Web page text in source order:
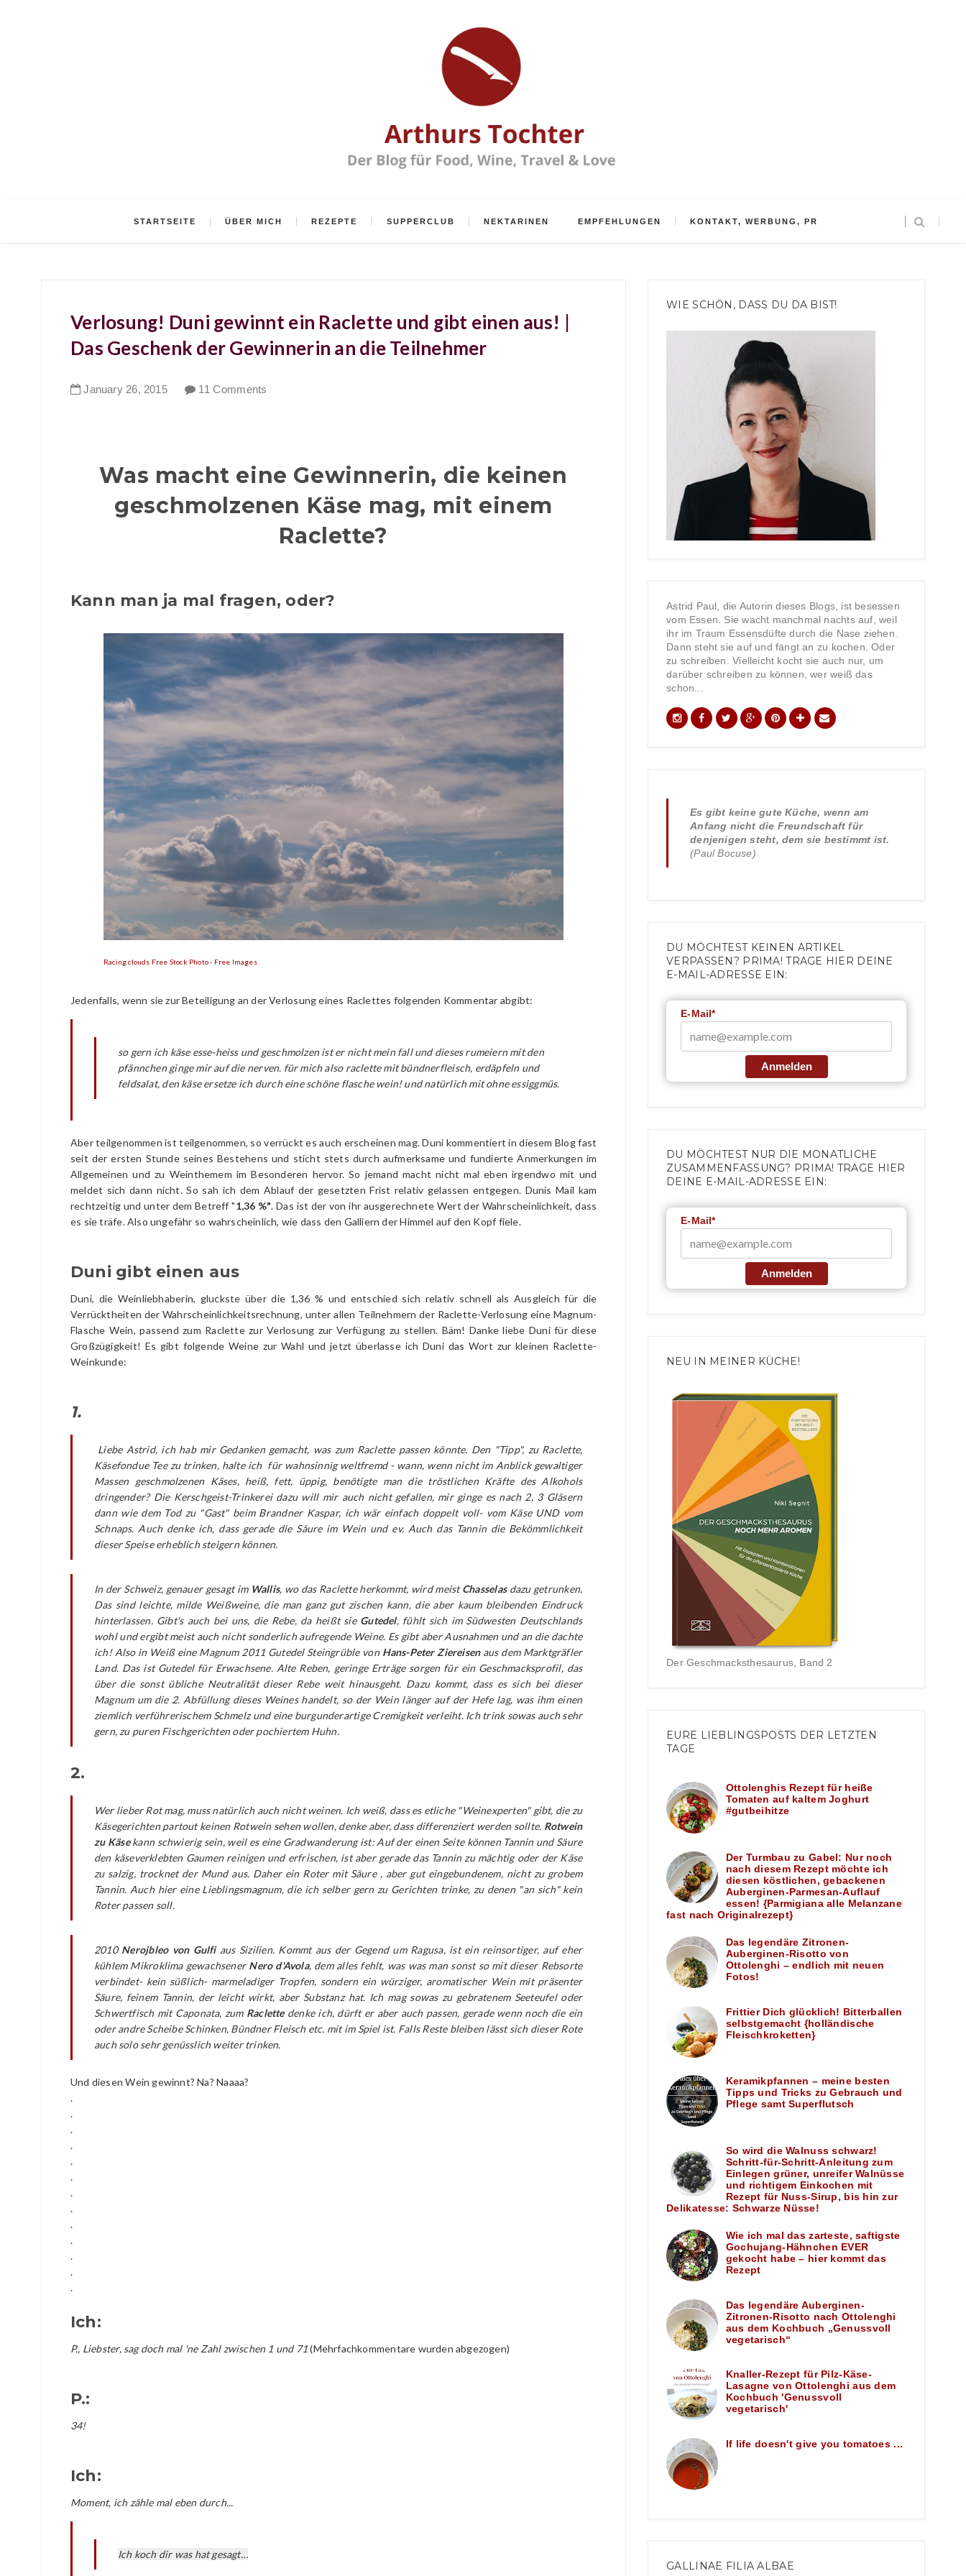
STARTSEITE ÜBER MICH REZEPTE SUPPERCLUB NEKTARINEN EMPFEHLUNGEN KONTAKT, WERBUNG, PR
Verlosung! Duni gewinnt ein Raclette und gibt einen aus! |
Das Geschenk der Gewinnerin an die Teilnehmer
January 26, 2015 11 Comments
Was macht eine Gewinnerin, die keinen
geschmolzenen Käse mag, mit einem
Raclette?
Kann man ja mal fragen, oder?
Racing clouds Free Stock Photo - Free Images
Jedenfalls, wenn sie zur Beteiligung an der Verlosung eines Raclettes folgenden Kommentar abgibt:
so gern ich käse esse-heiss und geschmolzen ist er nicht mein fall und dieses rumeiern mit den
pfännchen ginge mir auf die nerven. für mich also raclette mit bündnerfleisch, erdäpfeln und
feldsalat, den käse ersetze ich durch eine schöne flasche wein! und natürlich mit ohne essiggmüs.
Aber teilgenommen ist teilgenommen, so verrückt es auch erscheinen mag. Duni kommentiert in diesem Blog fast
seit der ersten Stunde seines Bestehens und sticht stets durch aufmerksame und fundierte Anmerkungen im
Allgemeinen und zu Weinthemem im Besonderen hervor. So jemand macht nicht mal eben irgendwo mit und
meldet sich dann nicht. So sah ich dem Ablauf der gesetzten Frist relativ gelassen entgegen. Dunis Mail kam
rechtzeitig und unter dem Betreff "1,36 %". Das ist der von ihr ausgerechnete Wert der Wahrscheinlichkeit, dass
es sie träfe. Also ungefähr so wahrscheinlich, wie dass den Galliern der Himmel auf den Kopf fiele.
Duni gibt einen aus
Duni, die Weinliebhaberin, gluckste über die 1,36 % und entschied sich relativ schnell als Ausgleich für die
Verrücktheiten der Wahrscheinlichkeitsrechnung, unter allen Teilnehmern der Raclette-Verlosung eine Magnum-
Flasche Wein, passend zum Raclette zur Verlosung zur Verfügung zu stellen. Bäm! Danke liebe Duni für diese
Großzügigkeit! Es gibt folgende Weine zur Wahl und jetzt überlasse ich Duni das Wort zur kleinen Raclette-
Weinkunde:
1.
Liebe Astrid, ich hab mir Gedanken gemacht, was zum Raclette passen könnte. Den "Tipp", zu Raclette,
Käsefondue Tee zu trinken, halte ich für wahnsinnig weltfremd - wann, wenn nicht im Anblick gewaltiger
Massen geschmolzenen Käses, heiß, fett, üppig, benötigte man die tröstlichen Kräfte des Alkohols
dringender? Die Kerschgeist-Trinkerei dazu will mir auch nicht gefallen, mir ginge es nach 2, 3 Gläsern
dann wie dem Tod zu "Gast" beim Brandner Kaspar, ich wär einfach doppelt voll- vom Käse UND vom
Schnaps. Auch denke ich, dass gerade die Säure im Wein und ev. Auch das Tannin die Bekömmlichkeit
dieser Speise erheblich steigern können.
In der Schweiz, genauer gesagt im Wallis, wo das Raclette herkommt, wird meistChasselasdazu getrunken.
Das sind leichte, milde Weißweine, die man ganz gut zischen kann, die aber kaum bleibenden Eindruck
hinterlassen. Gibt's auch bei uns, die Rebe, da heißt sie Gutedel, fühlt sich im Südwesten Deutschlands
wohl und ergibt meist auch nicht sonderlich aufregende Weine. Es gibt aber Ausnahmen und an die dachte
ich! Also in Weiß eine Magnum 2011 Gutedel Steingrüble von Hans-Peter Ziereisenaus dem Marktgräfler
Land. Das ist Gutedel für Erwachsene. Alte Reben, geringe Erträge sorgen für ein Geschmacksprofil, das
über die sonst übliche Neutralität dieser Rebe weit hinausgeht. Dazu kommt, dass es sich bei dieser
Magnum um die 2. Abfüllung dieses Weines handelt, so der Wein länger auf der Hefe lag, was ihm einen
ziemlich verführerischem Schmelz und eine burgunderartige Cremigkeit verleiht. Ich trink sowas auch sehr
gern, zu puren Fischgerichten oder pochiertem Huhn.
2.
Wer lieber Rot mag, muss natürlich auch nicht weinen. Ich weiß, dass es etliche "Weinexperten" gibt, die zu
Käsegerichten partout keinen Rotwein sehen wollen, denke aber, dass differenziert werden sollte. Rotwein
zu Käsekann schwierig sein, weil es eine Gradwanderung ist: Auf der einen Seite können Tannin und Säure
den käseverklebten Gaumen reinigen und erfrischen, ist aber gerade das Tannin zu mächtig oder der Käse
zu salzig, trocknet der Mund aus. Daher ein Roter mit Säure , aber gut eingebundenem, nicht zu grobem
Tannin. Auch hier eine Lieblingsmagnum, die ich selber gern zu Gerichten trinke, zu denen "an sich" kein
Roter passen soll.
2010 Nerojbleo von Gulfi aus Sizilien. Kommt aus der Gegend um Ragusa, ist ein reinsortiger, auf eher
kühlem Mikroklima gewachsener Nero d'Avola, dem alles fehlt, was was man sonst so mit dieser Rebsorte
verbindet- kein süßlich- marmeladiger Tropfen, sondern ein würziger, aromatischer Wein mit präsenter
Säure, feinem Tannin, der leicht wirkt, aber Substanz hat. Ich mag sowas zu gebratenem Seeteufel oder
Schwertfisch mit Caponata, zum Raclettedenke ich, dürft er aber auch passen, gerade wenn noch die ein
oder andre Scheibe Schinken, Bündner Fleisch etc. mit im Spiel ist. Falls Reste bleiben lässt sich dieser Rote
auch solo sehr genüsslich weiter trinken.
Und diesen Wein gewinnt? Na? Naaaa?
.
.
.
.
.
.
.
.
.
.
.
.
.
Ich:
P., Liebster, sag doch mal 'ne Zahl zwischen 1 und 71(Mehrfachkommentare wurden abgezogen)
P.:
34!
Ich:
Moment, ich zähle mal eben durch...
Ich koch dir was hat gesagt…
WIE SCHÖN, DASS DU DA BIST!
Astrid Paul, die Autorin dieses Blogs, ist besessen
vom Essen. Sie wacht manchmal nachts auf, weil
ihr im Traum Essensdüfte durch die Nase ziehen.
Dann steht sie auf und fängt an zu kochen. Oder
zu schreiben. Vielleicht kocht sie auch nur, um
darüber schreiben zu können, wer weiß das
schon...
Es gibt keine gute Küche, wenn am
Anfang nicht die Freundschaft für
denjenigen steht, dem sie bestimmt ist.
(Paul Bocuse)
DU MÖCHTEST KEINEN ARTIKEL
VERPASSEN? PRIMA! TRAGE HIER DEINE
E-MAIL-ADRESSE EIN:
E-Mail*
Anmelden
DU MÖCHTEST NUR DIE MONATLICHE
ZUSAMMENFASSUNG? PRIMA! TRAGE HIER
DEINE E-MAIL-ADRESSE EIN:
E-Mail*
Anmelden
NEU IN MEINER KÜCHE!
Der Geschmacksthesaurus, Band 2
EURE LIEBLINGSPOSTS DER LETZTEN
TAGE
Ottolenghis Rezept für heiße
Tomaten auf kaltem Joghurt
#gutbeihitze
Der Turmbau zu Gabel: Nur noch
nach diesem Rezept möchte ich
diesen köstlichen, gebackenen
Auberginen-Parmesan-Auflauf
essen! {Parmigiana alle Melanzane
fast nach Originalrezept}
Das legendäre Zitronen-
Auberginen-Risotto von
Ottolenghi – endlich mit neuen
Fotos!
Frittier Dich glücklich! Bitterballen
selbstgemacht {holländische
Fleischkroketten}
Keramikpfannen – meine besten
Tipps und Tricks zu Gebrauch und
Pflege samt Superflutsch
So wird die Walnuss schwarz!
Schritt-für-Schritt-Anleitung zum
Einlegen grüner, unreifer Walnüsse
und richtigem Einkochen mit
Rezept für Nuss-Sirup, bis hin zur
Delikatesse: Schwarze Nüsse!
Wie ich mal das zarteste, saftigste
Gochujang-Hähnchen EVER
gekocht habe – hier kommt das
Rezept
Das legendäre Auberginen-
Zitronen-Risotto nach Ottolenghi
aus dem Kochbuch „Genussvoll
vegetarisch“
Knaller-Rezept für Pilz-Käse-
Lasagne von Ottolenghi aus dem
Kochbuch 'Genussvoll
vegetarisch'
If life doesn't give you tomatoes ...
GALLINAE FILIA ALBAE